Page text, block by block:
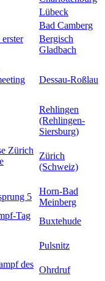
Lübeck
Bad Camberg
Bergisch
Gladbach
Dessau-Roßlau
Rehlingen
(Rehlingen-
Siersburg)
Zürich
Zürich
(Schweiz)
5
Horn-Bad
Meinberg
Tag
Buxtehude
Pulsnitz
des
Ohrdruf